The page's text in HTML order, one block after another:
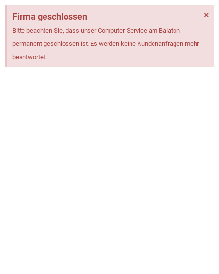
Firma geschlossen
Bitte beachten Sie, dass unser Computer-Service am Balaton
permanent geschlossen ist. Es werden keine Kundenanfragen mehr
beantwortet.
×